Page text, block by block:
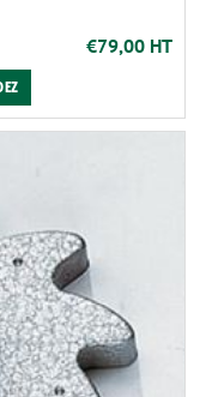
€79,00 HT